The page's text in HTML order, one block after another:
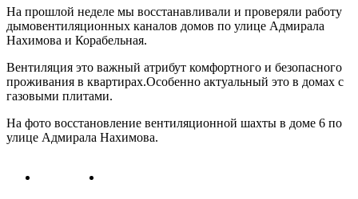
На прошлой неделе мы восстанавливали и проверяли работу
дымовентиляционных каналов домов по улице Адмирала
Нахимова и Корабельная.
Вентиляция это важный атрибут комфортного и безопасного
проживания в квартирах.Особенно актуальный это в домах с
газовыми плитами.
На фото восстановление вентиляционной шахты в доме 6 по
улице Адмирала Нахимова.